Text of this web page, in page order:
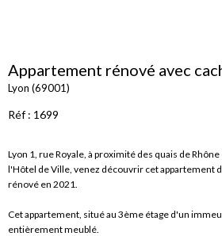
Appartement rénové avec
Lyon (69001)
Réf : 1699
Lyon 1, rue Royale, à proximité des quais de
l'Hôtel de Ville, venez découvrir cet appartement
rénové en 2021.
Cet appartement, situé au 3ème étage d'un
entièrement meublé.